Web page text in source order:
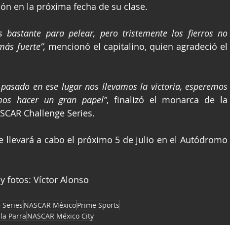
en la próxima fecha de su clase.
bastante para pelear, pero tristemente los fierros no
fuerte”, mencionó el capitalino, quien agradeció el
en ese lugar nos llevamos la victoria, esperemos
hacer un gran papel”, finalizó el monarca de la
Challenge Series.
llevará a cabo el próximo 5 de julio en el Autódromo
fotos: Víctor Alonso
Series NASCAR MéxicoPrime Sports
Parra NASCAR México City